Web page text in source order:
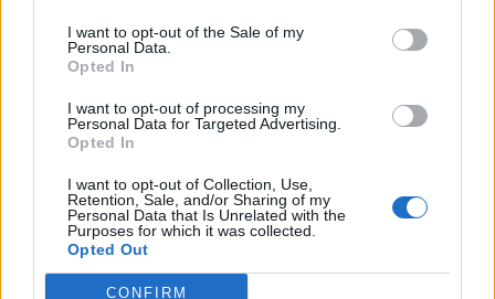
I want to opt-out of the Sale of my
Personal Data.
Opted In
I want to opt-out of processing my
Personal Data for Targeted Advertising.
Opted In
I want to opt-out of Collection, Use,
Retention, Sale, and/or Sharing of my
Personal Data that Is Unrelated with the
Purposes for which it was collected.
Opted Out
CONFIRM
In evidenza